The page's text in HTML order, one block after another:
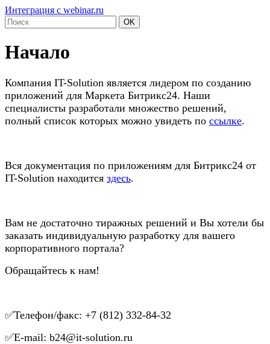
Интеграция с webinar.ru
OK
Начало
Компания IT-Solution является лидером по созданию
приложений для Маркета Битрикс24. Наши
специалисты разработали множество решений,
полный список которых можно увидеть по ссылке.
Вся документация по приложениям для Битрикс24 от
IT-Solution находится здесь.
Вам не достаточно тиражных решений и Вы хотели бы
заказать индивидуальную разработку для вашего
корпоративного портала?
Обращайтесь к нам!
✅Телефон/факс: +7 (812) 332-84-32
✅E-mail: b24@it-solution.ru